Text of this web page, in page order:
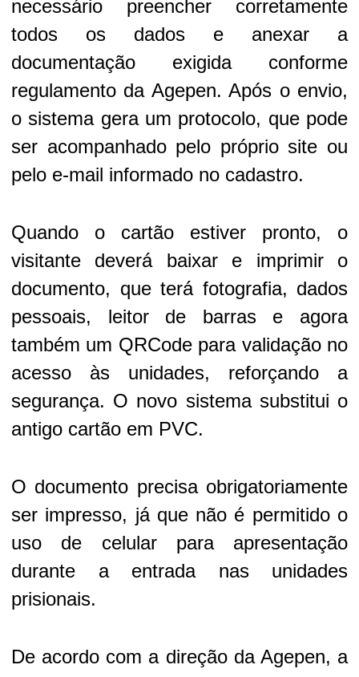
necessário preencher corretamente
todos os dados e anexar a
documentação exigida conforme
regulamento da Agepen. Após o envio,
o sistema gera um protocolo, que pode
ser acompanhado pelo próprio site ou
pelo e-mail informado no cadastro.
Quando o cartão estiver pronto, o
visitante deverá baixar e imprimir o
documento, que terá fotografia, dados
pessoais, leitor de barras e agora
também um QRCode para validação no
acesso às unidades, reforçando a
segurança. O novo sistema substitui o
antigo cartão em PVC.
O documento precisa obrigatoriamente
ser impresso, já que não é permitido o
uso de celular para apresentação
durante a entrada nas unidades
prisionais.
De acordo com a direção da Agepen, a